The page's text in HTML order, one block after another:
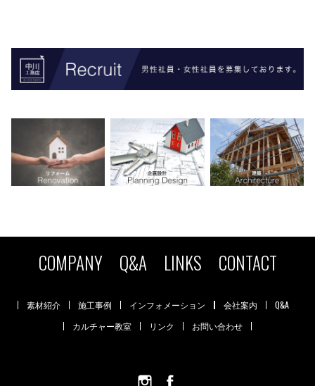
COMPANY Q&A LINKS CONTACT
素材紹介 施工事例 インフォメーション 会社案内
Q&A
カルチャー教室
リンク お問い合わせ